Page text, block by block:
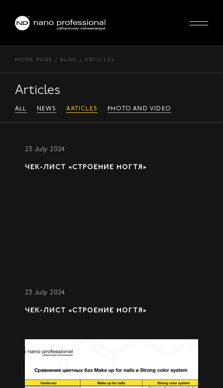
HOME PAGE BLOG ARTICLES
Articles
ALL NEWS ARTICLES PHOTO AND VIDEO
23 July 2024
ЧЕК-ЛИСТ «СТРОЕНИЕ НОГТЯ»
23 July 2024
ЧЕК-ЛИСТ «СТРОЕНИЕ НОГТЯ»
19 April 2023
NAILS И STRONG COLOR SYSTEM